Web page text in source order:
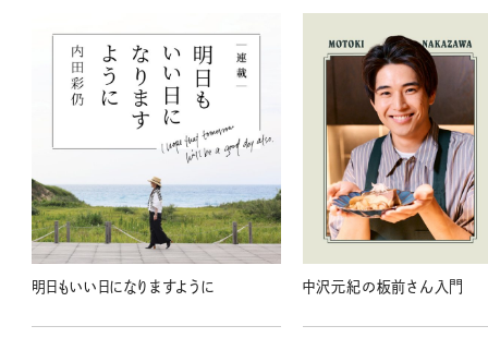
明日もいい日になりますように 中沢元紀の板前さん入門